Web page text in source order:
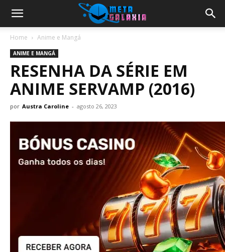
Home Anime e Mangá
ANIME E MANGÁ
RESENHA DA SÉRIE EM
ANIME SERVAMP (2016)
por Austra Caroline - agosto 26, 2023